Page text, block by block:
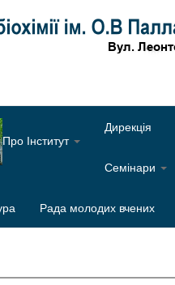
Про Інститут
Дирекція
Семінари
Рада молодих вчених